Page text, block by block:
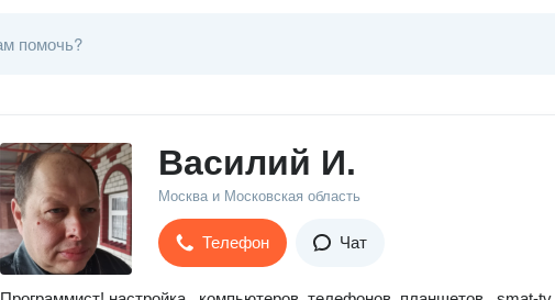
Василий И.
Москва и Московская область
Телефон Чат